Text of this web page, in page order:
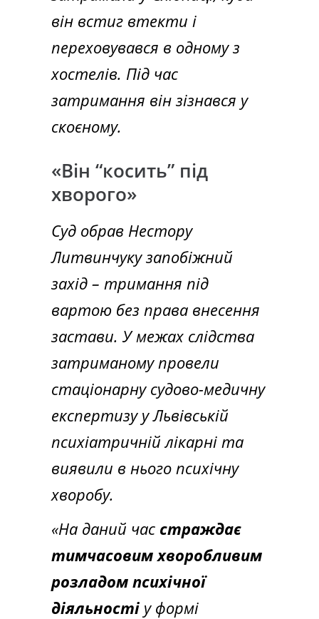
він встиг втекти і
переховувався в одному з
хостелів. Під час
затримання він зізнався у
скоєному.
«Він “косить” під
хворого»
Суд обрав Нестору
Литвинчуку запобіжний
захід – тримання під
вартою без права внесення
застави. У межах слідства
затриманому провели
стаціонарну судово-медичну
експертизу у Львівській
психіатричній лікарні та
виявили в нього психічну
хворобу.
«На даний час страждає
тимчасовим хворобливим
розладом психічної
діяльності у формі